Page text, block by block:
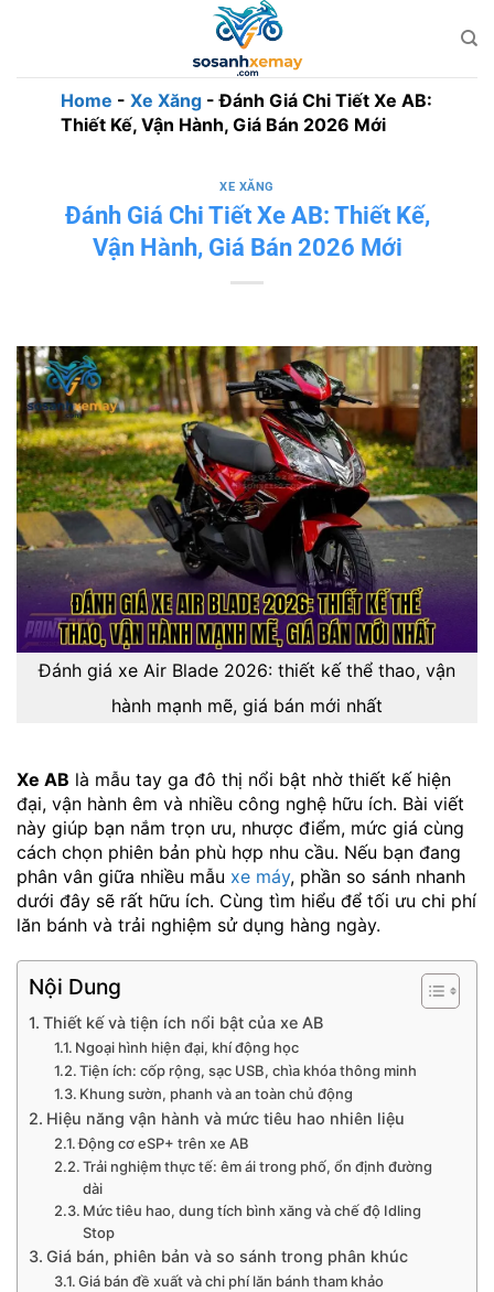
Home - Xe Xăng -Đánh Giá Chi Tiết Xe AB:
Thiết Kế, Vận Hành, Giá Bán 2026 Mới
XE XĂNG
Đánh Giá Chi Tiết Xe AB: Thiết Kế,
Vận Hành, Giá Bán 2026 Mới
Đánh giá xe Air Blade 2026: thiết kế thể thao, vận
hành mạnh mẽ, giá bán mới nhất
Xe AB là mẫu tay ga đô thị nổi bật nhờ thiết kế hiện
đại, vận hành êm và nhiều công nghệ hữu ích. Bài viết
này giúp bạn nắm trọn ưu, nhược điểm, mức giá cùng
cách chọn phiên bản phù hợp nhu cầu. Nếu bạn đang
phân vân giữa nhiều mẫu xe máy, phần so sánh nhanh
dưới đây sẽ rất hữu ích. Cùng tìm hiểu để tối ưu chi phí
lăn bánh và trải nghiệm sử dụng hàng ngày.
Nội Dung
Thiết kế và tiện ích nổi bật của xe AB
Ngoại hình hiện đại, khí động học
Tiện ích: cốp rộng, sạc USB, chìa khóa thông minh
Khung sườn, phanh và an toàn chủ động
Hiệu năng vận hành và mức tiêu hao nhiên liệu
Động cơ eSP+ trên xe AB
Trải nghiệm thực tế: êm ái trong phố, ổn định đường
dài
Mức tiêu hao, dung tích bình xăng và chế độ Idling
Stop
Giá bán, phiên bản và so sánh trong phân khúc
Giá bán đề xuất và chi phí lăn bánh tham khảo